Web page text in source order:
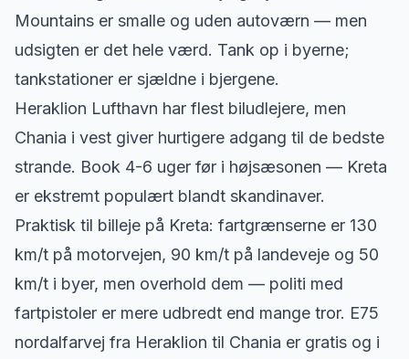
Mountains er smalle og uden autoværn — men
udsigten er det hele værd. Tank op i byerne;
tankstationer er sjældne i bjergene.
Heraklion Lufthavn har flest biludlejere, men
Chania i vest giver hurtigere adgang til de bedste
strande. Book 4-6 uger før i højsæsonen — Kreta
er ekstremt populært blandt skandinaver.
Praktisk til billeje på Kreta: fartgrænserne er 130
km/t på motorvejen, 90 km/t på landeveje og 50
km/t i byer, men overhold dem — politi med
fartpistoler er mere udbredt end mange tror. E75
nordalfarvej fra Heraklion til Chania er gratis og i